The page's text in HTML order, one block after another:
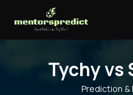
Tychy vs
Prediction &